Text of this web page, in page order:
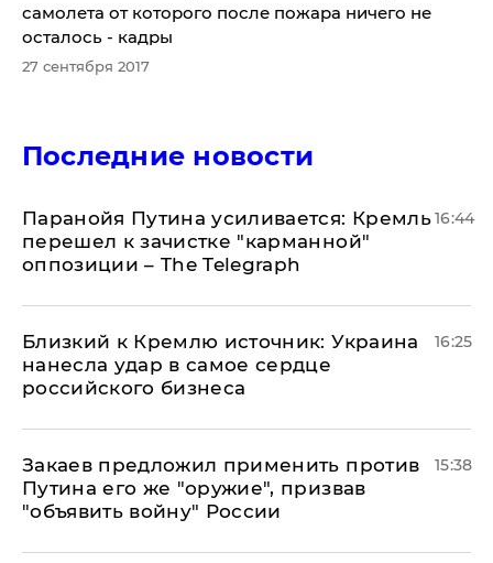
самолета от которого после пожара ничего не
осталось - кадры
27 сентября 2017
Последние новости
Паранойя Путина усиливается: Кремль
перешел к зачистке "карманной"
оппозиции – The Telegraph
16:44
Близкий к Кремлю источник: Украина
нанесла удар в самое сердце
российского бизнеса
16:25
Закаев предложил применить против
Путина его же "оружие", призвав
"объявить войну" России
15:38